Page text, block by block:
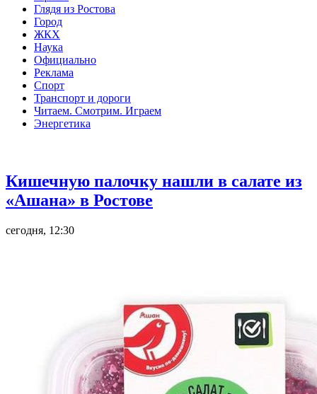
Глядя из Ростова
Город
ЖКХ
Наука
Официально
Реклама
Спорт
Транспорт и дороги
Читаем. Смотрим. Играем
Энергетика
Кишечную палочку нашли в салате из
«Ашана» в Ростове
сегодня, 12:30